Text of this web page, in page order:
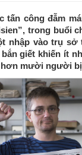
tấn công đẫm
trong buổi
nhập vào trụ sở
bắn giết khiến ít
mười người